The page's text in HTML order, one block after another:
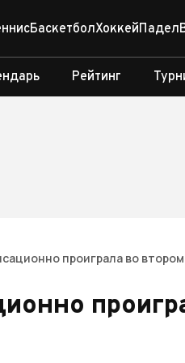
БаскетболХоккейПадел
Рейтинг
проиграла во